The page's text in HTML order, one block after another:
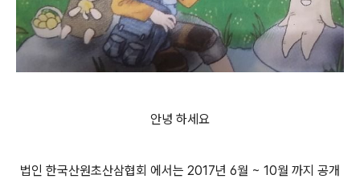
안녕 하세요
법인 한국산원초산삼협회 에서는 2017년 6월 ~ 10월 까지 공개